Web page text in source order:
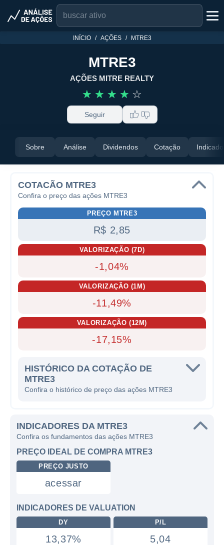
INÍCIO AÇÕES MTRE3
MTRE3
AÇÕES MITRE REALTY
☆ ☆ ☆ ☆ ☆
Seguir
Sobre Análise Dividendos Cotação
COTACÃO MTRE3
Confira o preço das ações MTRE3
PREÇO MTRE3
R$ 2,85
VALORIZAÇÃO (7D)
-1,04%
VALORIZAÇÃO (1M)
-11,49%
VALORIZAÇÃO (12M)
-17,15%
HISTÓRICO DA COTAÇÃO DE
MTRE3
Confira o histórico de preço das ações MTRE3
INDICADORES DA MTRE3
Confira os fundamentos das ações MTRE3
PREÇO IDEAL DE COMPRA MTRE3
PREÇO JUSTO
acessar
INDICADORES DE VALUATION
DY
13,37%
P/L
5,04